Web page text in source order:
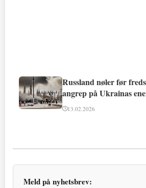
Russland nøler før
angrep på Ukrainas
13.02.2026
Meld på nyhetsbrev: